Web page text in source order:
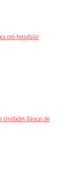
pré-hospitalar
Unidades Básicas de